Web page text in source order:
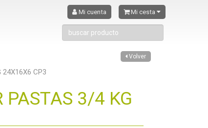
Mi cuenta
Mi cesta
Volver
24X16X6 CP3
PASTAS 3/4 KG